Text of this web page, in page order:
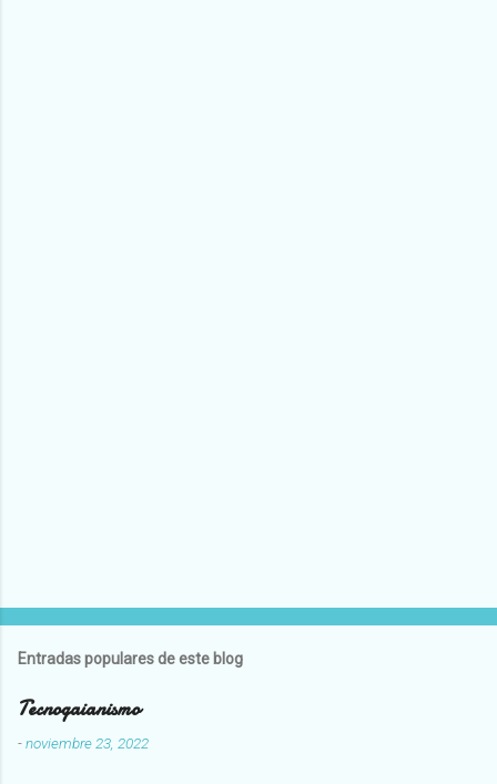
Entradas populares de este blog
Tecnogaianismo
-noviembre 23, 2022